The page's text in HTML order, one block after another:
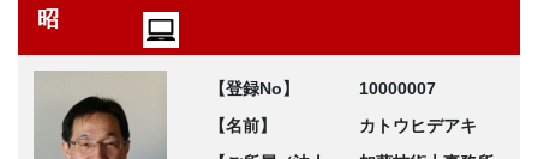
昭
【登録No】
10000007
【名前】
カトウヒデアキ